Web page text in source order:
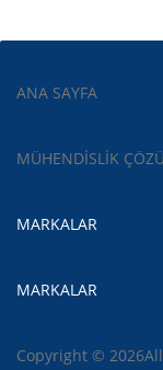
ANA SAYFA
MÜHENDİSLİK
MARKALAR
MARKALAR
Copyright ©